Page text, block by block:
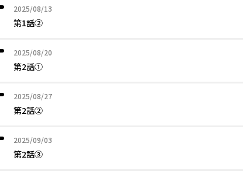
2025/08/13
2025年08月13日
第1話②
2025/08/20
2025年08月20日
第2話①
2025/08/27
2025年08月27日
第2話②
2025/09/03
2025年09月03日
第2話③